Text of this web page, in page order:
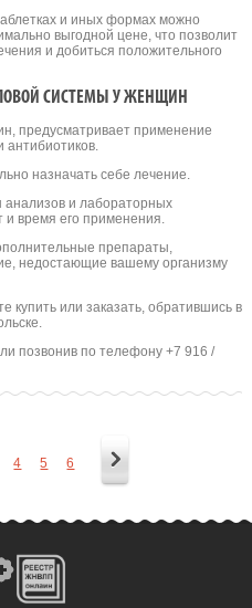
и иных формах можно
выгодной цене, что позволит
и добиться положительного
СИСТЕМЫ У ЖЕНЩИН
предусматривает применение
антибиотиков.
назначать себе лечение.
анализов и лабораторных
и время его применения.
препараты,
недостающие вашему организму
купить или заказать, обратившись в
позвонив по телефону +7 916 /
4 5 6